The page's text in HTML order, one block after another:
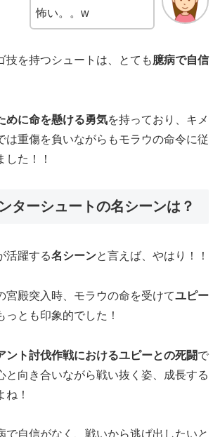
怖い。。w
技を持つシュートは、とても臆病で自信
めに命を懸ける勇気を持っており、キメ
は重傷を負いながらもモラウの命令に従
した！！
ターシュートの名シーンは？
活躍する名シーンと言えば、やはり！！
宮殿突入時、モラウの命を受けてユピー
っとも印象的でした！
ント討伐作戦におけるユピーとの死闘で
と向き合いながら戦い抜く姿、成長する
ね！
で自信がなく、戦いから逃げ出したいと